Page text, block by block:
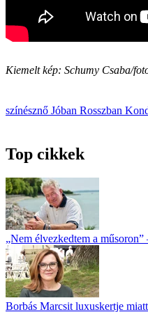
Kiemelt kép: Schumy Csaba/
színésznő Jóban Rosszban
Top cikkek
„Nem élvezkedtem a
Borbás Marcsit luxuskertje